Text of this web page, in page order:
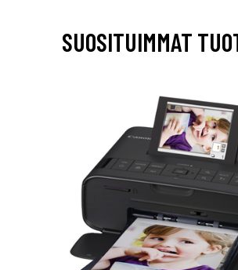
SUOSITUIMMAT